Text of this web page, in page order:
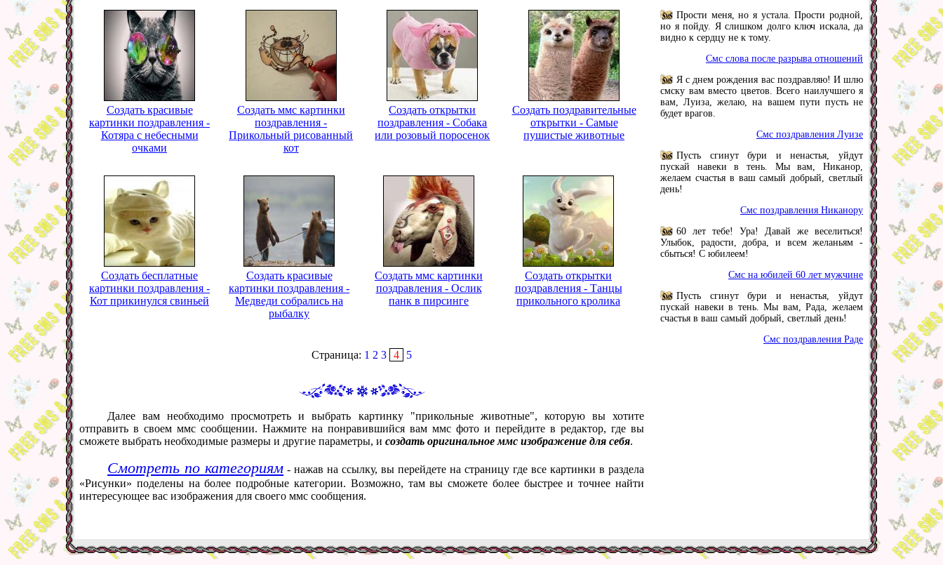
Создать красивые
картинки поздравления -
Котяра с небесными
очками
Создать ммс картинки
поздравления -
Прикольный рисованный
кот
Создать открытки
поздравления - Собака
или розовый поросенок
Создать поздравительные
открытки - Самые
пушистые животные
Создать бесплатные
картинки поздравления -
Кот прикинулся свиньей
Создать красивые
картинки поздравления -
Медведи собрались на
рыбалку
Создать ммс картинки
поздравления - Ослик
панк в пирсинге
Создать открытки
поздравления - Танцы
прикольного кролика
Страница: 1 2 3 4 5
Далее вам необходимо просмотреть и выбрать картинку "прикольные животные", которую вы хотите
отправить в своем ммс сообщении. Нажмите на понравившийся вам ммс фото и перейдите в редактор, где вы
сможете выбрать необходимые размеры и другие параметры, и создать оригинальное ммс изображение для себя.
Смотреть по категориям - нажав на ссылку, вы перейдете на страницу где все картинки в раздела
«Рисунки» поделены на более подробные категории. Возможно, там вы сможете более быстрее и точнее найти
интересующее вас изображения для своего ммс сообщения.
Прости меня, но я устала. Прости родной,
но я пойду. Я слишком долго ключ искала, да
видно к сердцу не к тому.
Смс слова после разрыва отношений
Я с днем рождения вас поздравляю! И шлю
смску вам вместо цветов. Всего наилучшего я
вам, Луиза, желаю, на вашем пути пусть не
будет врагов.
Смс поздравления Луизе
Пусть сгинут бури и ненастья, уйдут
пускай навеки в тень. Мы вам, Никанор,
желаем счастья в ваш самый добрый, светлый
день!
Смс поздравления Никанору
60 лет тебе! Ура! Давай же веселиться!
Улыбок, радости, добра, и всем желаньям -
сбыться! С юбилеем!
Смс на юбилей 60 лет мужчине
Пусть сгинут бури и ненастья, уйдут
пускай навеки в тень. Мы вам, Рада, желаем
счастья в ваш самый добрый, светлый день!
Смс поздравления Раде